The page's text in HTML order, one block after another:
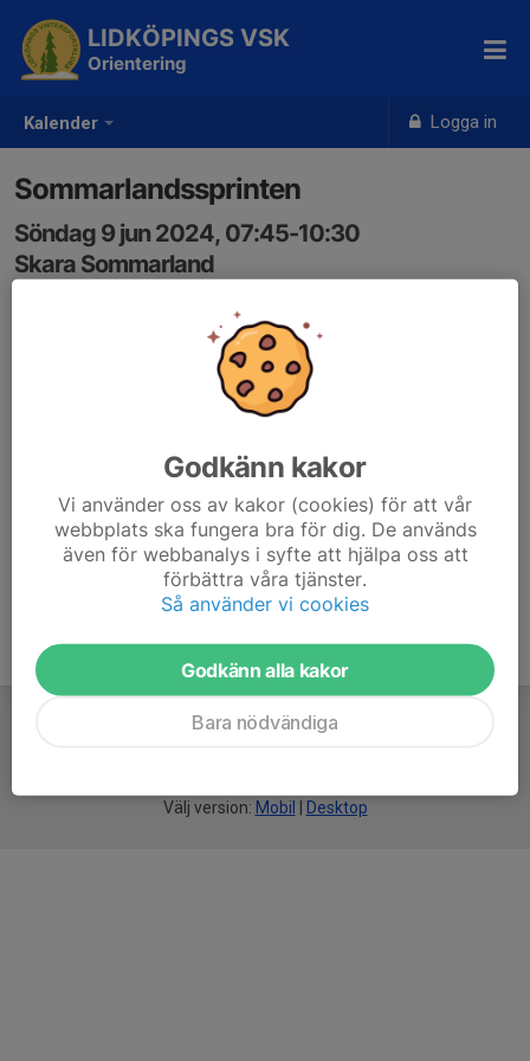
Kalender Logga in
LIDKÖPINGS VSK
Orientering
Sommarlandssprinten
Söndag 9 jun 2024, 07:45-10:30
Skara Sommarland
Samling: 07:00, Parkeringen Sparbanken Arena,
eventor.orientering.se/Events/Show/44509
Välj version: Mobil Desktop
Godkänn kakor
Vi använder oss av kakor (cookies) för att vår
webbplats ska fungera bra för dig. De används
även för webbanalys i syfte att hjälpa oss att
förbättra våra tjänster.
Så använder vi cookies
Godkänn alla kakor
Bara nödvändiga